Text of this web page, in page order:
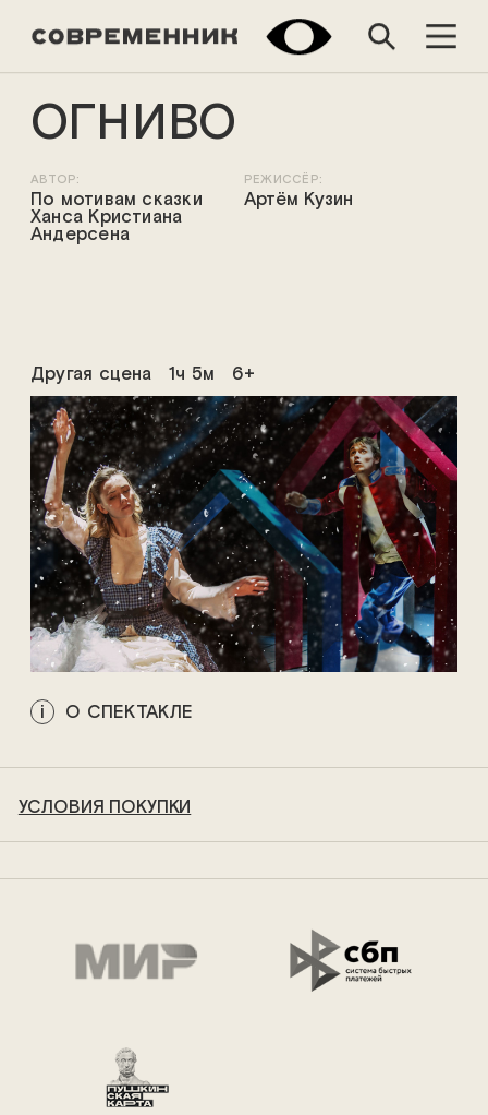
ОГНИВО
АВТОР:
По мотивам сказки
Ханса Кристиана
Андерсена
РЕЖИССЁР:
Артём Кузин
Другая сцена 1ч 5м 6+
О СПЕКТАКЛЕ
УСЛОВИЯ ПОКУПКИ